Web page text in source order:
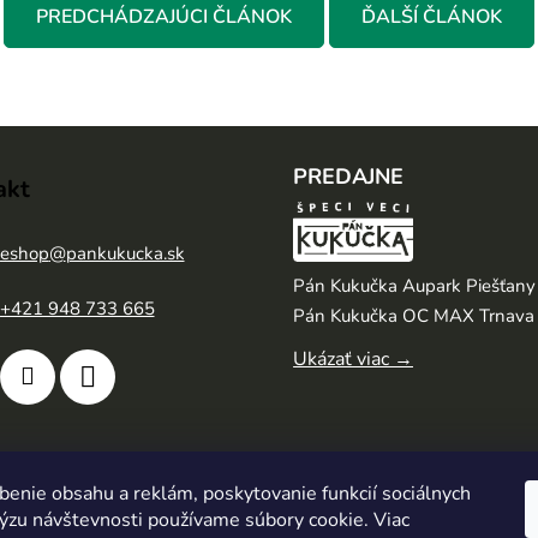
obsahu a reklám, poskytovanie funkcií sociálnych
návštevnosti používame súbory cookie. Viac
PREDCHÁDZAJÚCI ČLÁNOK ĎALŠÍ ČLÁNOK
eshop@pankukucka.sk
+421 948 733 665
PREDAJNE
Pán Kukučka Aupark Piešťany
Pán Kukučka OC MAX Trnava
Ukázať viac →